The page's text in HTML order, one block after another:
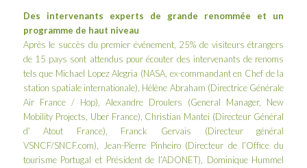
Des intervenants experts de grande renommée et un
programme de haut niveau
Après le succès du premier événement, 25% de visiteurs étrangers
de 15 pays sont attendus pour écouter des intervenants de renoms
tels que Michael Lopez Alegria (NASA, ex-commandant en Chef de la
station spatiale internationale), Hélène Abraham (Directrice Générale
Air France / Hop), Alexandre Droulers (General Manager, New
Mobility Projects, Uber France), Christian Mantei (Directeur Général
d’ Atout France), Franck Gervais (Directeur général
VSNCF/SNCF.com), Jean-Pierre Pinheiro (Directeur de l’Office du
tourisme Portugal et Président de l’ADONET), Dominique Hummel